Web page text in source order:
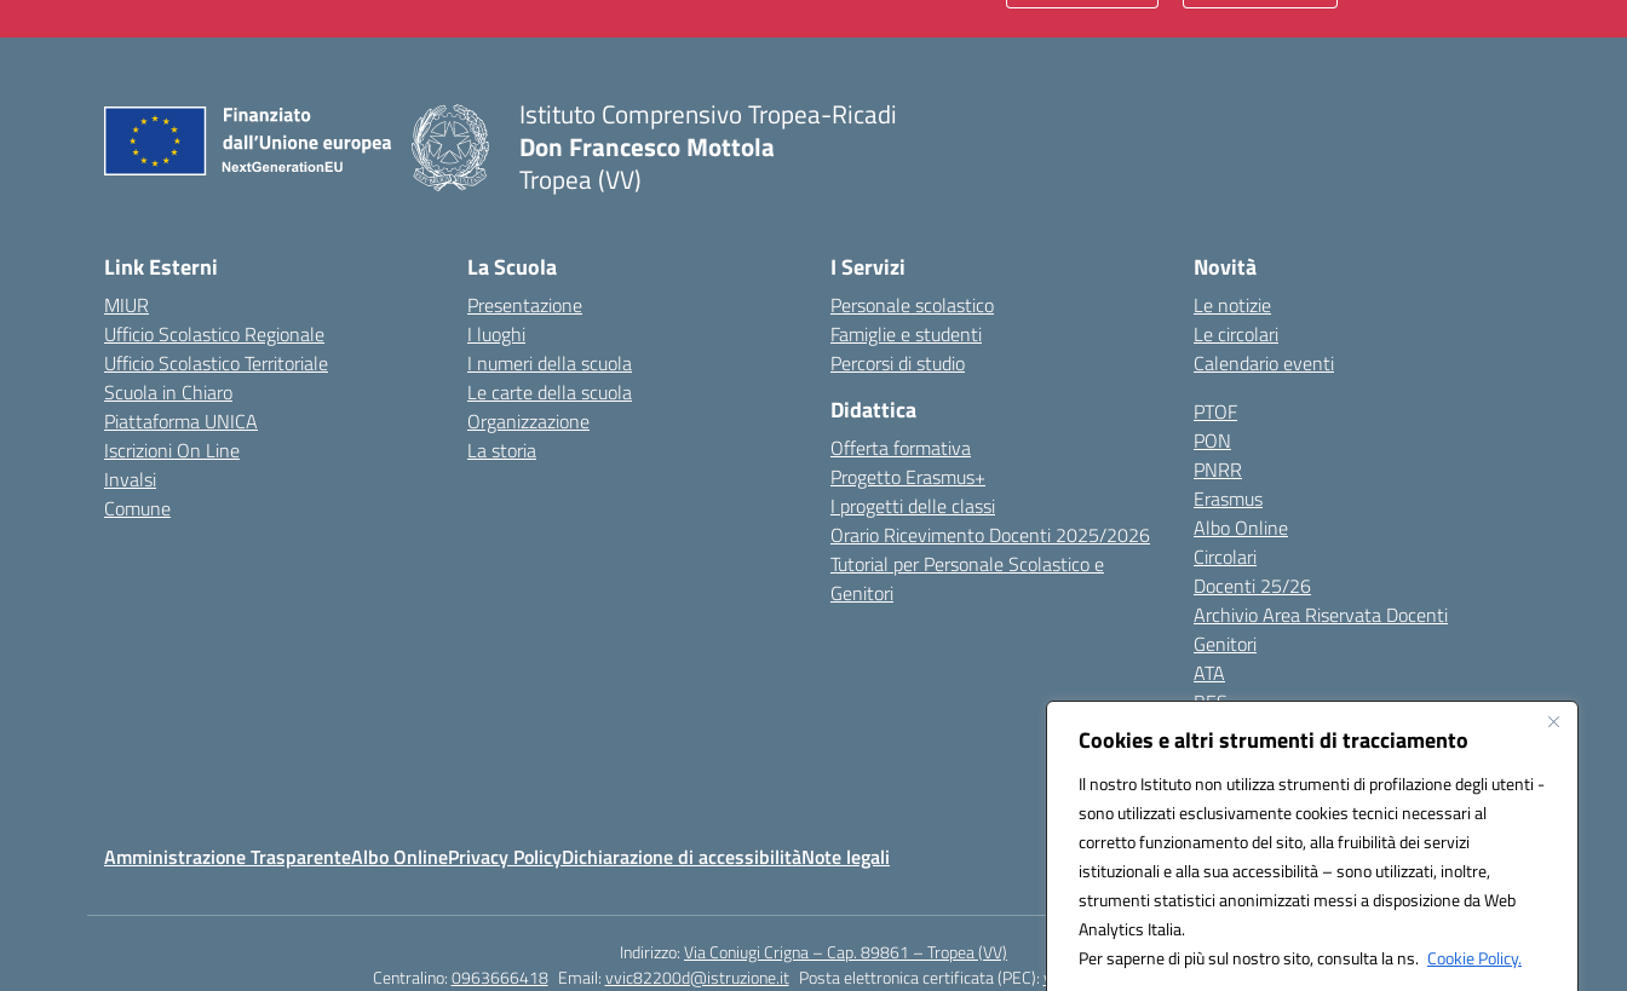
Cookies e altri strumenti di tracciamento
Il nostro Istituto non utilizza strumenti di profilazione degli utenti -
sono utilizzati esclusivamente cookies tecnici necessari al
corretto funzionamento del sito, alla fruibilità dei servizi
istituzionali e alla sua accessibilità – sono utilizzati, inoltre,
strumenti statistici anonimizzati messi a disposizione da Web
Analytics Italia.
Per saperne di più sul nostro sito, consulta la ns. Cookie Policy.
Istituto Comprensivo Tropea-Ricadi
Don Francesco Mottola
Tropea (VV)
Link Esterni
MIUR
Ufficio Scolastico Regionale
Ufficio Scolastico Territoriale
Scuola in Chiaro
Piattaforma UNICA
Iscrizioni On Line
Invalsi
Comune
La Scuola
Presentazione
I luoghi
I numeri della scuola
Le carte della scuola
Organizzazione
La storia
I Servizi
Personale scolastico
Famiglie e studenti
Percorsi di studio
Didattica
Offerta formativa
Progetto Erasmus+
I progetti delle classi
Orario Ricevimento Docenti 2025/2026
Tutorial per Personale Scolastico e
Genitori
Novità
Le notizie
Le circolari
Calendario eventi
PTOF
PON
PNRR
Erasmus
Albo Online
Circolari
Docenti 25/26
Archivio Area Riservata Docenti
Genitori
ATA
BES
Modulistica
Gallery
Amministrazione TrasparenteAlbo OnlinePrivacy PolicyDichiarazione di accessibilitàNote legali
Indirizzo:Via Coniugi Crigna – Cap. 89861 – Tropea (VV)
Centralino:0963666418 Email:vvic82200d@istruzione.it Posta elettronica certificata (PEC):vvic82200d@pec.istruzione.it